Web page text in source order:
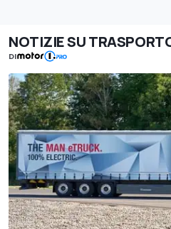
NOTIZIE SU
DI